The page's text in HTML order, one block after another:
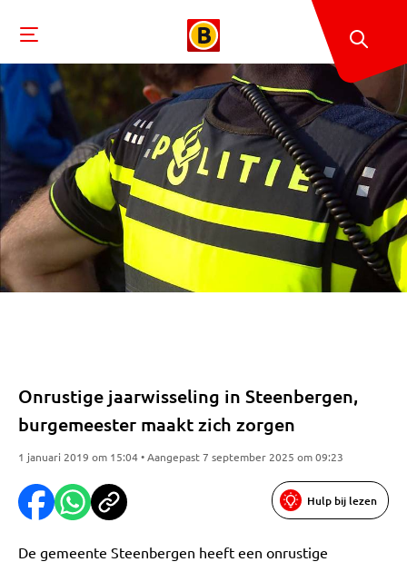
Onrustige jaarwisseling in Steenbergen,
burgemeester maakt zich zorgen
1 januari 2019 om 15:04 • Aangepast 7 september 2025 om 09:23
Hulp bij lezen
De gemeente Steenbergen heeft een onrustige